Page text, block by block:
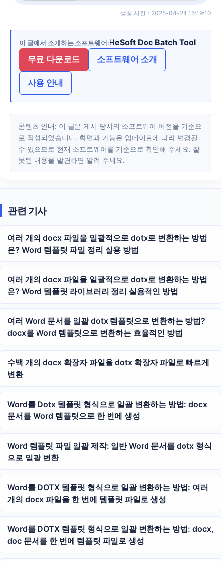
생성 시간 ： 2025-04-24 15:19:10
이 글에서 소개하는 소프트웨어 HeSoft Doc Batch Tool
무료 다운로드
소프트웨어 소개
사용 안내
콘텐츠 안내: 이 글은 게시 당시의 소프트웨어 버전을 기준으
로 작성되었습니다. 화면과 기능은 업데이트에 따라 변경될
수 있으므로 현재 소프트웨어를 기준으로 확인해 주세요. 잘
못된 내용을 발견하면 알려 주세요.
관련 기사
여러 개의 docx 파일을 일괄적으로 dotx로 변환하는 방법
은? Word 템플릿 파일 정리 실용 방법
여러 개의 docx 파일을 일괄적으로 dotx로 변환하는 방법
은? Word 템플릿 라이브러리 정리 실용적인 방법
여러 Word 문서를 일괄 dotx 템플릿으로 변환하는 방법?
docx를 Word 템플릿으로 변환하는 효율적인 방법
수백 개의 docx 확장자 파일을 dotx 확장자 파일로 빠르게
변환
Word를 Dotx 템플릿 형식으로 일괄 변환하는 방법: docx
문서를 Word 템플릿으로 한 번에 생성
Word 템플릿 파일 일괄 제작: 일반 Word 문서를 dotx 형식
으로 일괄 변환
Word를 DOTX 템플릿 형식으로 일괄 변환하는 방법: 여러
개의 docx 파일을 한 번에 템플릿 파일로 생성
Word를 DOTX 템플릿 형식으로 일괄 변환하는 방법: docx,
doc 문서를 한 번에 템플릿 파일로 생성